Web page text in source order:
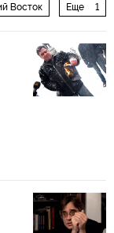
Еще 1
Восток